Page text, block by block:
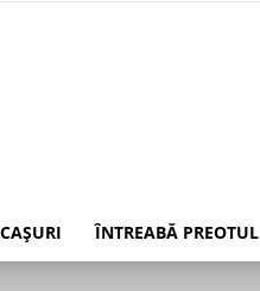
ÎNTREABĂ PREOTUL